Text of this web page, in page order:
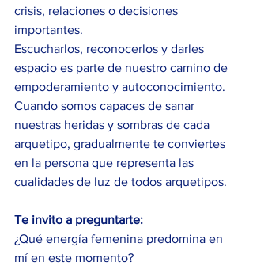
crisis, relaciones o decisiones
importantes.
Escucharlos, reconocerlos y darles
espacio es parte de nuestro camino de
empoderamiento y autoconocimiento.
Cuando somos capaces de sanar
nuestras heridas y sombras de cada
arquetipo, gradualmente te conviertes
en la persona que representa las
cualidades de luz de todos arquetipos.
Te invito a preguntarte:
¿Qué energía femenina predomina en
mí en este momento?